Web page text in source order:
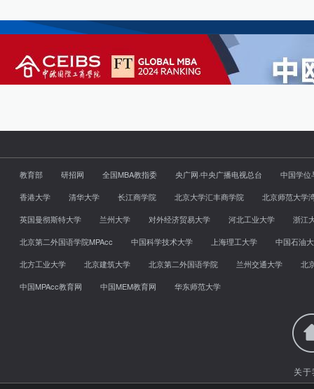
教育部 研招网 全国MBA教指委 央广网·中央广播电视总台
中国学位
香港大学
清华大学 长江商学院 北京大学汇丰商学院
北京师范大学
英国曼彻斯特大学
兰州大学 对外经济贸易大学 河北工业大学
浙江
北京第二外国语学院MPAcc
中国科学技术大学 上海理工大学
中国石油
北方工业大学
北京建筑大学 北京第二外国语学院 兰州交通大学
北
中国MPAcc教育网
中国MEM教育网 华东师范大学
关